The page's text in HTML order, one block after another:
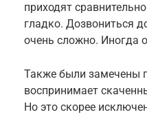
приходят
гладко. Дозвониться
очень сложно. Иногда
Также были замечены
воспринимает
Но это скорее